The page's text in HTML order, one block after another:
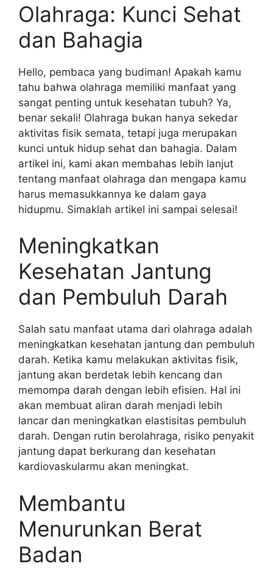
Olahraga: Kunci Sehat
dan Bahagia
Hello, pembaca yang budiman! Apakah kamu
tahu bahwa olahraga memiliki manfaat yang
sangat penting untuk kesehatan tubuh? Ya,
benar sekali! Olahraga bukan hanya sekedar
aktivitas fisik semata, tetapi juga merupakan
kunci untuk hidup sehat dan bahagia. Dalam
artikel ini, kami akan membahas lebih lanjut
tentang manfaat olahraga dan mengapa kamu
harus memasukkannya ke dalam gaya
hidupmu. Simaklah artikel ini sampai selesai!
Meningkatkan
Kesehatan Jantung
dan Pembuluh Darah
Salah satu manfaat utama dari olahraga adalah
meningkatkan kesehatan jantung dan pembuluh
darah. Ketika kamu melakukan aktivitas fisik,
jantung akan berdetak lebih kencang dan
memompa darah dengan lebih efisien. Hal ini
akan membuat aliran darah menjadi lebih
lancar dan meningkatkan elastisitas pembuluh
darah. Dengan rutin berolahraga, risiko penyakit
jantung dapat berkurang dan kesehatan
kardiovaskularmu akan meningkat.
Membantu
Menurunkan Berat
Badan